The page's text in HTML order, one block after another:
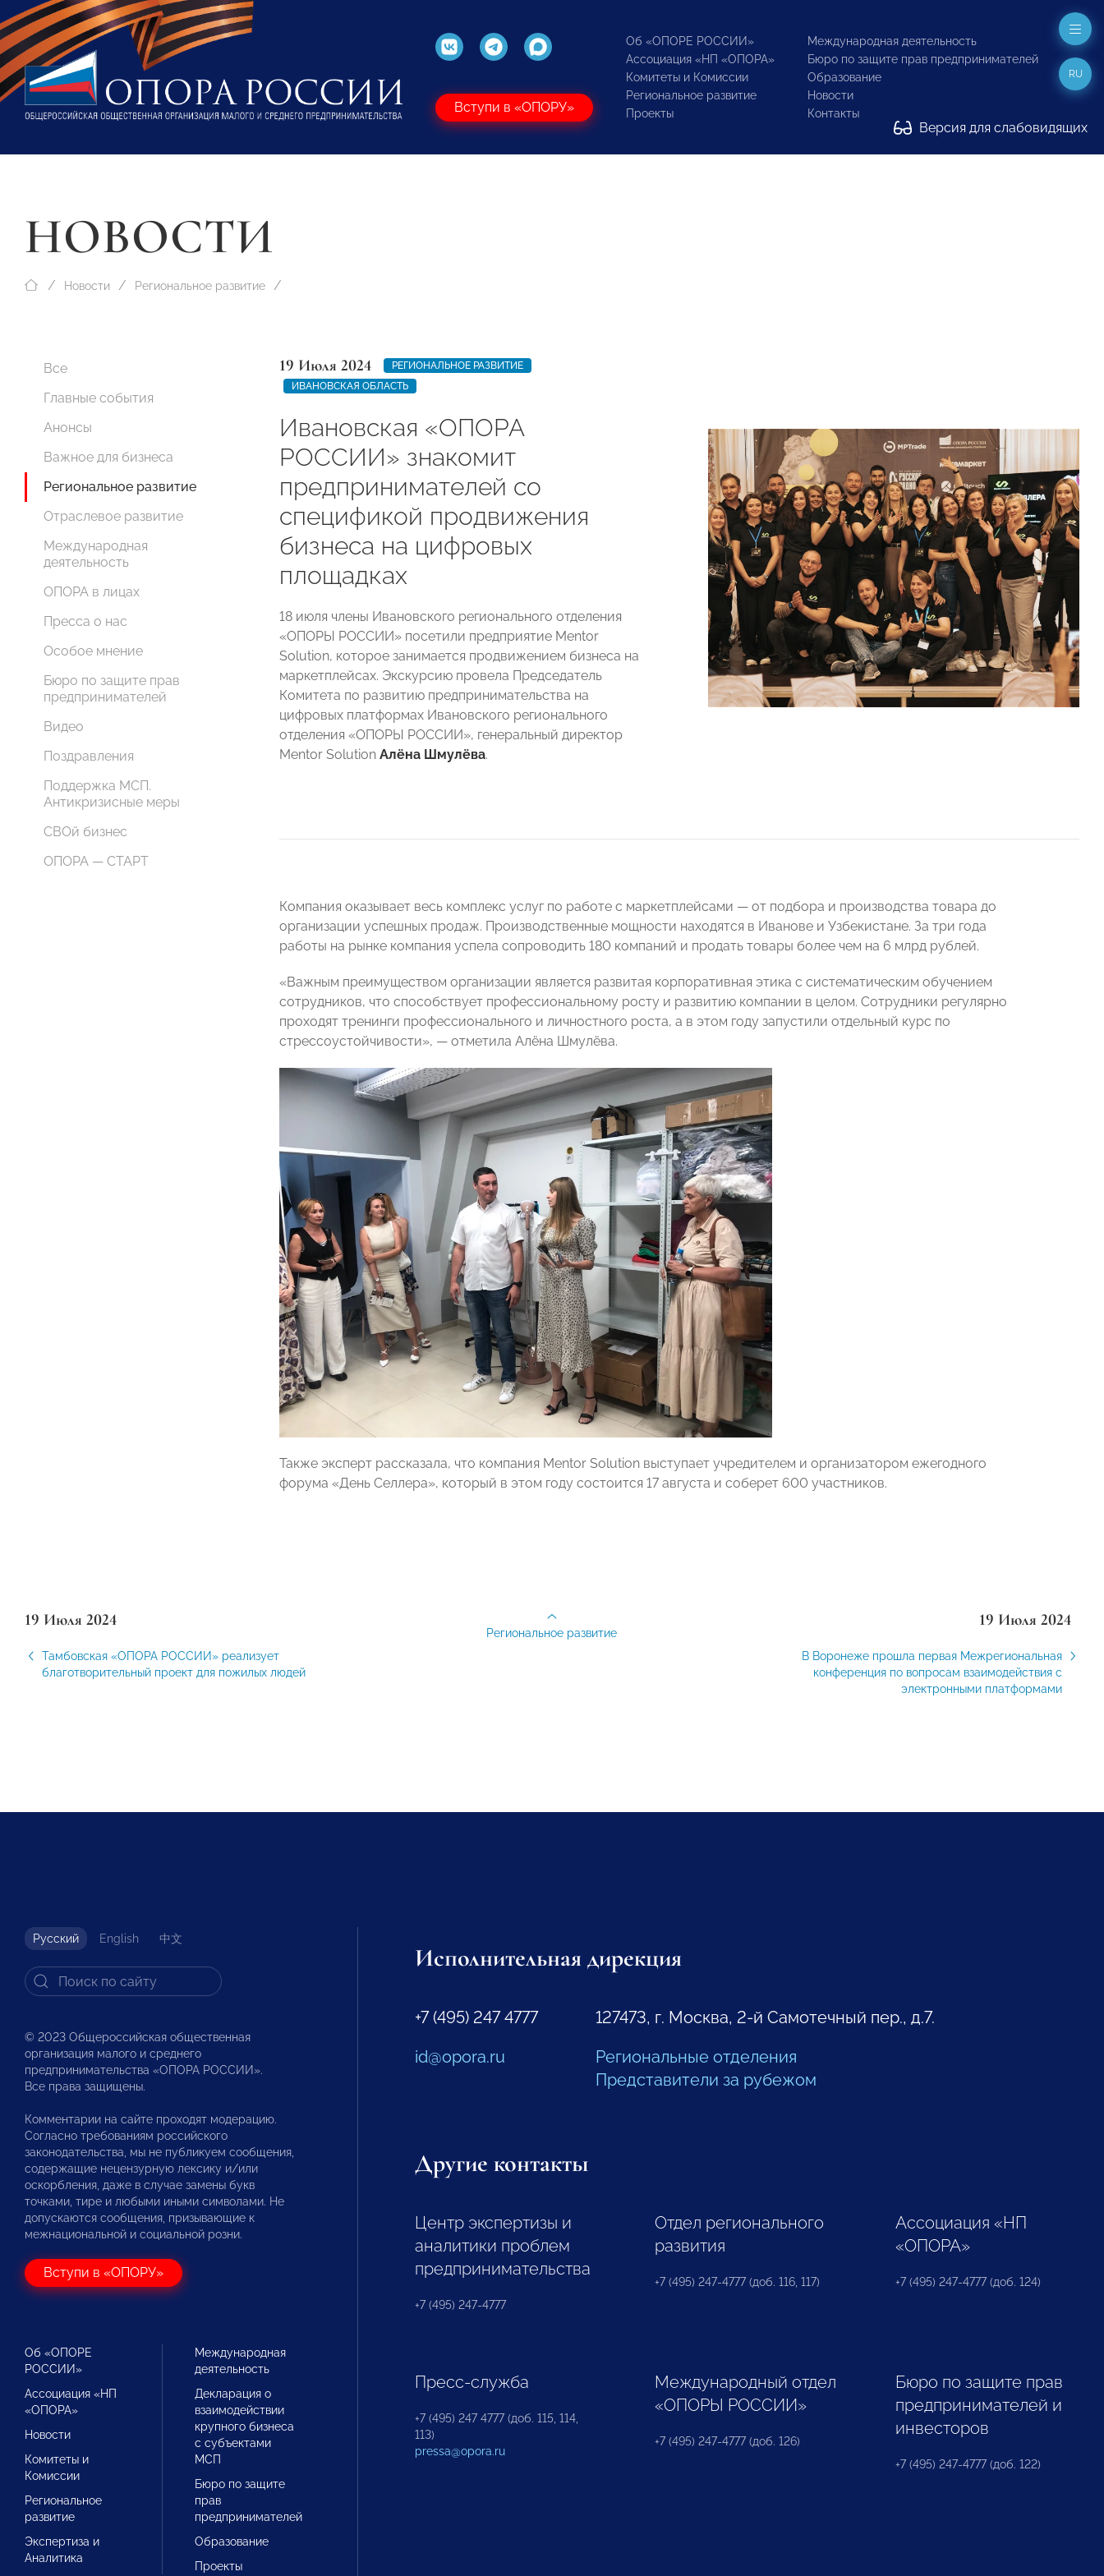
Вступи в «ОПОРУ»
Об «ОПОРЕ РОССИИ»
Ассоциация «НП «ОПОРА»
Комитеты и Комиссии
Региональное развитие
Проекты
Международная деятельность
Бюро по защите прав предпринимателей
Образование
Новости
Контакты
Версия для слабовидящих
RU
НОВОСТИ
Новости Региональное развитие
Все
Главные события
Анонсы
Важное для бизнеса
Региональное развитие
Отраслевое развитие
Международная
деятельность
ОПОРА в лицах
Пресса о нас
Особое мнение
Бюро по защите прав
предпринимателей
Видео
Поздравления
Поддержка МСП.
Антикризисные меры
СВОй бизнес
ОПОРА — СТАРТ
19 Июля 2024
РЕГИОНАЛЬНОЕ РАЗВИТИЕ
ИВАНОВСКАЯ ОБЛАСТЬ
Ивановская «ОПОРА
РОССИИ» знакомит
предпринимателей со
спецификой продвижения
бизнеса на цифровых
площадках
18 июля члены Ивановского регионального отделения
«ОПОРЫ РОССИИ» посетили предприятие Mentor
Solution, которое занимается продвижением бизнеса на
маркетплейсах. Экскурсию провела Председатель
Комитета по развитию предпринимательства на
цифровых платформах Ивановского регионального
отделения «ОПОРЫ РОССИИ», генеральный директор
Mentor Solution Алёна Шмулёва.
Компания оказывает весь комплекс услуг по работе с маркетплейсами — от подбора и производства товара до
организации успешных продаж. Производственные мощности находятся в Иванове и Узбекистане. За три года
работы на рынке компания успела сопроводить 180 компаний и продать товары более чем на 6 млрд рублей.
«Важным преимуществом организации является развитая корпоративная этика с систематическим обучением
сотрудников, что способствует профессиональному росту и развитию компании в целом. Сотрудники регулярно
проходят тренинги профессионального и личностного роста, а в этом году запустили отдельный курс по
стрессоустойчивости», — отметила Алёна Шмулёва.
Также эксперт рассказала, что компания Mentor Solution выступает учредителем и организатором ежегодного
форума «День Селлера», который в этом году состоится 17 августа и соберет 600 участников.
19 Июля 2024
Тамбовская «ОПОРА РОССИИ» реализует
благотворительный проект для пожилых людей
19 Июля 2024
В Воронеже прошла первая Межрегиональная
конференция по вопросам взаимодействия с
электронными платформами
Региональное развитие
Русский English 中文
© 2023 Общероссийская общественная
организация малого и среднего
предпринимательства «ОПОРА РОССИИ».
Все права защищены.
Комментарии на сайте проходят модерацию.
Согласно требованиям российского
законодательства, мы не публикуем сообщения,
содержащие нецензурную лексику и/или
оскорбления, даже в случае замены букв
точками, тире и любыми иными символами. Не
допускаются сообщения, призывающие к
межнациональной и социальной розни.
Вступи в «ОПОРУ»
Об «ОПОРЕ
РОССИИ»
Ассоциация «НП
«ОПОРА»
Новости
Комитеты и
Комиссии
Региональное
развитие
Экспертиза и
Аналитика
Международная
деятельность
Декларация о
взаимодействии
крупного бизнеса
с субъектами
МСП
Бюро по защите
прав
предпринимателей
Образование
Проекты
Исполнительная дирекция
+7 (495) 247 4777
id@opora.ru
127473, г. Москва, 2-й Самотечный пер., д.7.
Региональные отделения
Представители за рубежом
Другие контакты
Центр экспертизы и
аналитики проблем
предпринимательства
+7 (495) 247-4777
Отдел регионального
развития
+7 (495) 247-4777 (доб. 116, 117)
Ассоциация «НП
«ОПОРА»
+7 (495) 247-4777 (доб. 124)
Пресс-служба
+7 (495) 247 4777 (доб. 115, 114,
113)
pressa@opora.ru
Международный отдел
«ОПОРЫ РОССИИ»
+7 (495) 247-4777 (доб. 126)
Бюро по защите прав
предпринимателей и
инвесторов
+7 (495) 247-4777 (доб. 122)